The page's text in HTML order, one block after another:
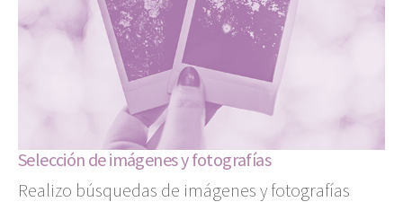
Selección de imágenes y fotografías
Realizo búsquedas de imágenes y fotografías